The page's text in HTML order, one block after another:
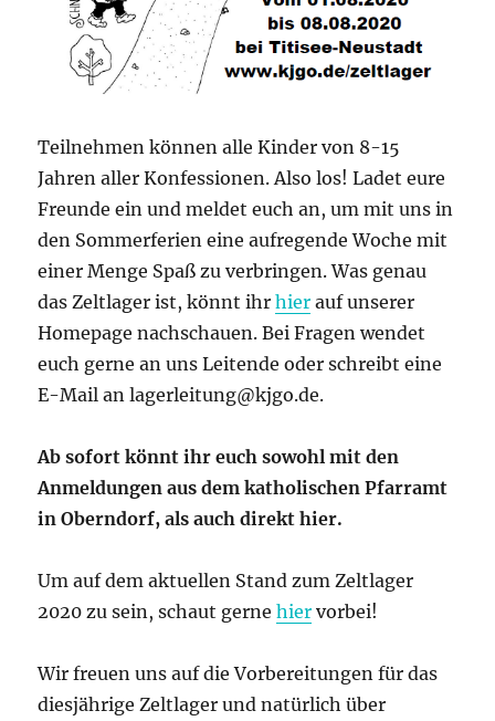
Teilnehmen können alle Kinder von 8-15
Jahren aller Konfessionen. Also los! Ladet eure
Freunde ein und meldet euch an, um mit uns in
den Sommerferien eine aufregende Woche mit
einer Menge Spaß zu verbringen. Was genau
das Zeltlager ist, könnt ihrhier auf unserer
Homepage nachschauen. Bei Fragen wendet
euch gerne an uns Leitende oder schreibt eine
E-Mail anlagerleitung@kjgo.de.
Ab sofort könnt ihr euch sowohl mit den
Anmeldungen aus dem katholischen Pfarramt
in Oberndorf, als auch direkt hier.
Um auf dem aktuellen Stand zum Zeltlager
2020 zu sein, schaut gernehier vorbei!
Wir freuen uns auf die Vorbereitungen für das
diesjährige Zeltlager und natürlich über